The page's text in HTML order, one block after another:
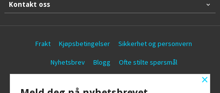
Kontakt oss
Frakt Kjøpsbetingelser Sikkerhet og personvern
Nyhetsbrev Blogg Ofte stilte spørsmål
×